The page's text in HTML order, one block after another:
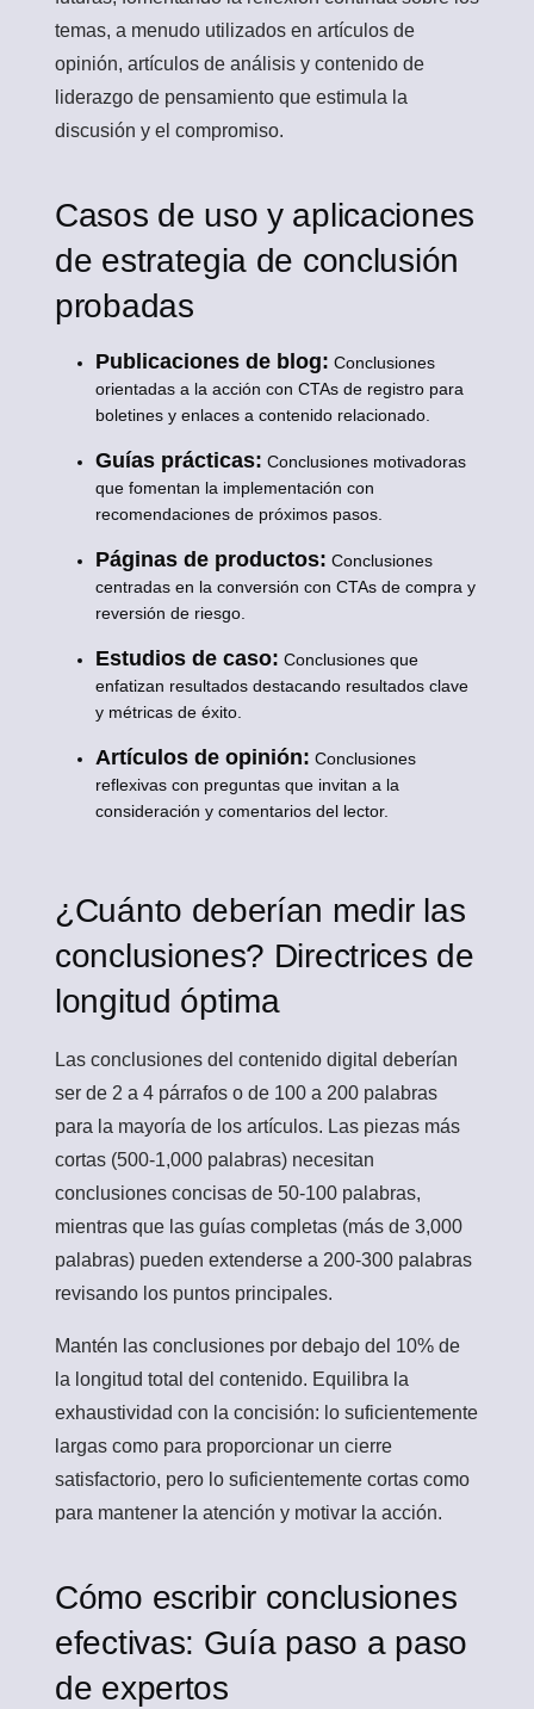
temas, a menudo utilizados en artículos de
opinión, artículos de análisis y contenido de
liderazgo de pensamiento que estimula la
discusión y el compromiso.
Casos de uso y aplicaciones
de estrategia de conclusión
probadas
Publicaciones de blog: Conclusiones
orientadas a la acción con CTAs de registro para
boletines y enlaces a contenido relacionado.
Guías prácticas: Conclusiones motivadoras
que fomentan la implementación con
recomendaciones de próximos pasos.
Páginas de productos: Conclusiones
centradas en la conversión con CTAs de compra y
reversión de riesgo.
Estudios de caso: Conclusiones que
enfatizan resultados destacando resultados clave
y métricas de éxito.
Artículos de opinión: Conclusiones
reflexivas con preguntas que invitan a la
consideración y comentarios del lector.
¿Cuánto deberían medir las
conclusiones? Directrices de
longitud óptima
Las conclusiones del contenido digital deberían
ser de 2 a 4 párrafos o de 100 a 200 palabras
para la mayoría de los artículos. Las piezas más
cortas (500-1,000 palabras) necesitan
conclusiones concisas de 50-100 palabras,
mientras que las guías completas (más de 3,000
palabras) pueden extenderse a 200-300 palabras
revisando los puntos principales.
Mantén las conclusiones por debajo del 10% de
la longitud total del contenido. Equilibra la
exhaustividad con la concisión: lo suficientemente
largas como para proporcionar un cierre
satisfactorio, pero lo suficientemente cortas como
para mantener la atención y motivar la acción.
Cómo escribir conclusiones
efectivas: Guía paso a paso
de expertos